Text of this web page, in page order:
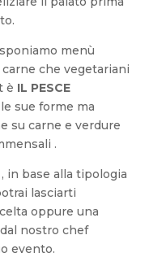
menù
che vegetariani
è IL PESCE
sue forme ma
su carne e verdure
.
in base alla tipologia
lasciarti
oppure una
nostro chef
evento.